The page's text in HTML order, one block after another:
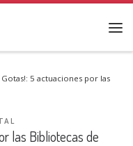
Gotas!: 5 actuaciones por las
las Bibliotecas de